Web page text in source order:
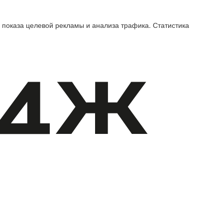
целевой рекламы и анализа трафика. Статистика